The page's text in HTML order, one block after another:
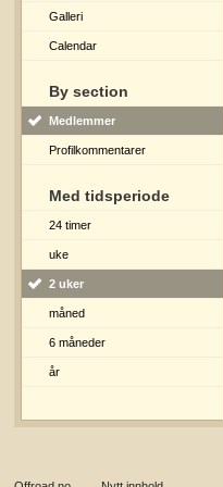
Galleri
Calendar
By section
Medlemmer
Profilkommentarer
Med tidsperiode
24 timer
uke
2 uker
måned
6 måneder
år